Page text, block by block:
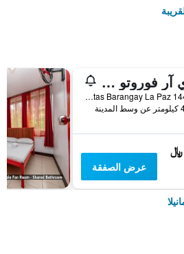
إي آر فوروتو هوستل ماكاتي
1445 Balagtas Barangay La Paz, مانيلا, الفلبين
عرض الصفقة